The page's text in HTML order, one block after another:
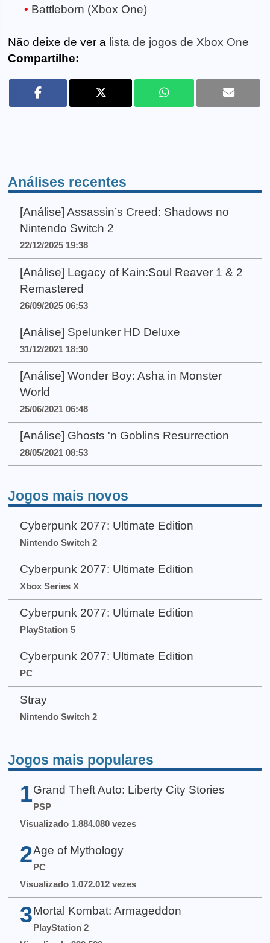
Battleborn (Xbox One)
Não deixe de ver a lista de jogos de Xbox One
Compartilhe:
Análises recentes
[Análise] Assassin’s Creed: Shadows no
Nintendo Switch 2
22/12/2025 19:38
[Análise] Legacy of Kain:Soul Reaver 1 & 2
Remastered
26/09/2025 06:53
[Análise] Spelunker HD Deluxe
31/12/2021 18:30
[Análise] Wonder Boy: Asha in Monster
World
25/06/2021 06:48
[Análise] Ghosts 'n Goblins Resurrection
28/05/2021 08:53
Jogos mais novos
Cyberpunk 2077: Ultimate Edition
Nintendo Switch 2
Cyberpunk 2077: Ultimate Edition
Xbox Series X
Cyberpunk 2077: Ultimate Edition
PlayStation 5
Cyberpunk 2077: Ultimate Edition
PC
Stray
Nintendo Switch 2
Jogos mais populares
1 Grand Theft Auto: Liberty City Stories
PSP
Visualizado 1.884.080 vezes
2 Age of Mythology
PC
Visualizado 1.072.012 vezes
3 Mortal Kombat: Armageddon
PlayStation 2